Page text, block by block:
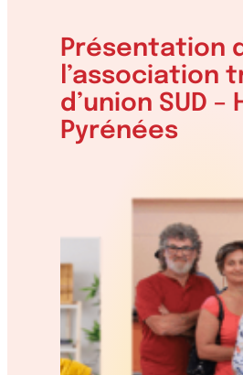
Présentation
l’association
d’union SUD –
Pyrénées